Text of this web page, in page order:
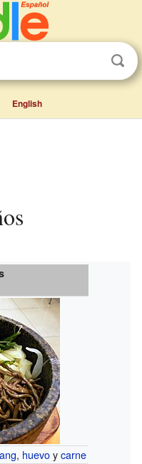
English
, huevoycarne